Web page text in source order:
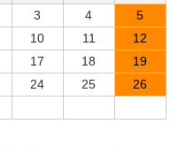
3 4
5
10 11
12
17 18
19
24 25
26